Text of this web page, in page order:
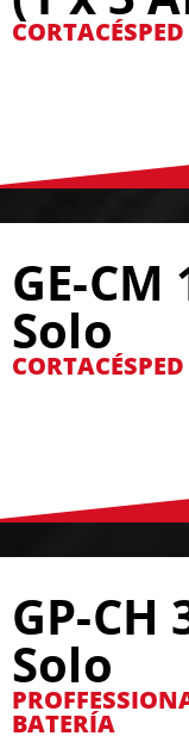
GE-CM
Solo
GP-CH
Solo
BATERÍA